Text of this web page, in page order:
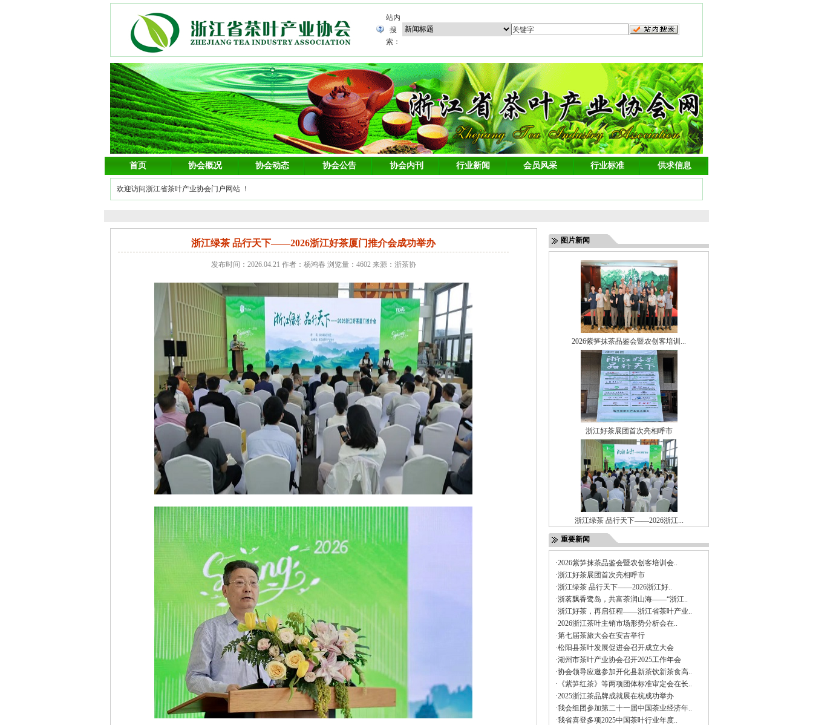
站内
搜
索：
首页 协会概况 协会动态 协会公告 协会内刊 行业新闻 会员风采 行业标准 供求信息
欢迎访问浙江省茶叶产业协会门户网站 ！
浙江绿茶 品行天下——2026浙江好茶厦门推介会成功举办
发布时间：2026.04.21 作者：杨鸿春 浏览量：4602 来源：浙茶协
图片新闻
2026紫笋抹茶品鉴会暨农创客培训...
浙江好茶展团首次亮相呼市
浙江绿茶 品行天下——2026浙江...
重要新闻
·2026紫笋抹茶品鉴会暨农创客培训会..
·浙江好茶展团首次亮相呼市
·浙江绿茶 品行天下——2026浙江好..
·浙茗飘香鹭岛，共富茶润山海——“浙江..
·浙江好茶，再启征程——浙江省茶叶产业..
·2026浙江茶叶主销市场形势分析会在..
·第七届茶旅大会在安吉举行
·松阳县茶叶发展促进会召开成立大会
·湖州市茶叶产业协会召开2025工作年会
·协会领导应邀参加开化县新茶饮新茶食高..
·《紫笋红茶》等两项团体标准审定会在长..
·2025浙江茶品牌成就展在杭成功举办
·我会组团参加第二十一届中国茶业经济年..
·我省喜登多项2025中国茶叶行业年度..